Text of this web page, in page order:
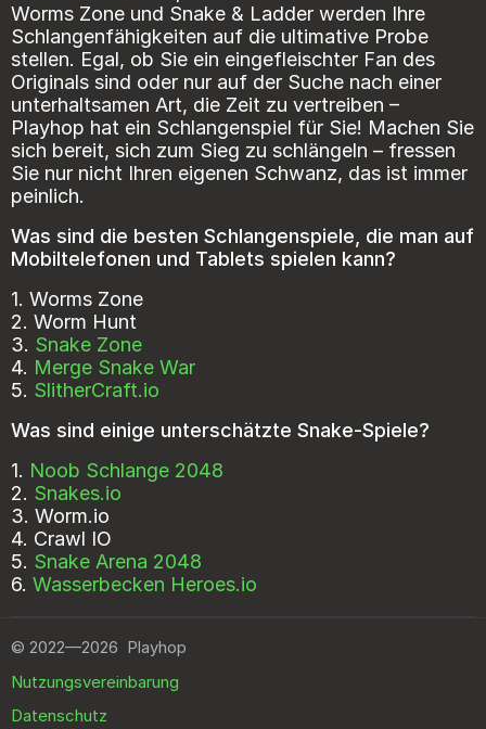
Worms Zone und Snake & Ladder werden Ihre
Schlangenfähigkeiten auf die ultimative Probe
stellen. Egal, ob Sie ein eingefleischter Fan des
Originals sind oder nur auf der Suche nach einer
unterhaltsamen Art, die Zeit zu vertreiben –
Playhop hat ein Schlangenspiel für Sie! Machen Sie
sich bereit, sich zum Sieg zu schlängeln – fressen
Sie nur nicht Ihren eigenen Schwanz, das ist immer
Was sind die besten Schlangenspiele, die man auf
Mobiltelefonen und Tablets spielen kann?
1. Worms Zone
2. Worm Hunt
3. Snake Zone
4. Merge Snake War
5. SlitherCraft.io
Was sind einige unterschätzte Snake-Spiele?
1. Noob Schlange 2048
2. Snakes.io
3. Worm.io
4. Crawl IO
5. Snake Arena 2048
6. Wasserbecken Heroes.io
© 2022—2026 Playhop
Nutzungsvereinbarung
Datenschutz